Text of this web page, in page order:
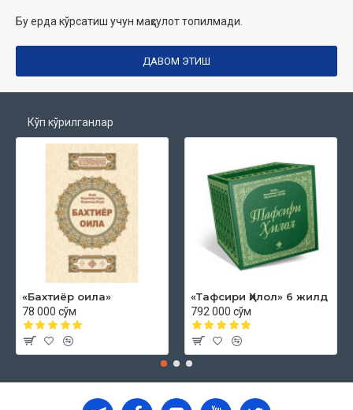
Бу ерда кўрсатиш учун маҳсулот топилмади.
ДАВОМ ЭТИШ
Кўп кўрилганлар
«Бахтиёр оила»
78 000 сўм
«Тафсири Ҳилол» 6 жилд
792 000 сўм